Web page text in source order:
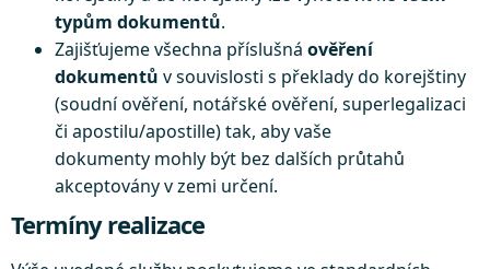
typům dokumentů.
Zajišťujeme všechna příslušná ověření
dokumentů v souvislosti s překlady do korejštiny
(soudní ověření, notářské ověření, superlegalizaci
či apostilu/apostille) tak, aby vaše
dokumenty mohly být bez dalších průtahů
akceptovány v zemi určení.
Termíny realizace